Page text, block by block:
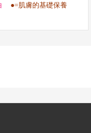
●=肌膚的基礎保養